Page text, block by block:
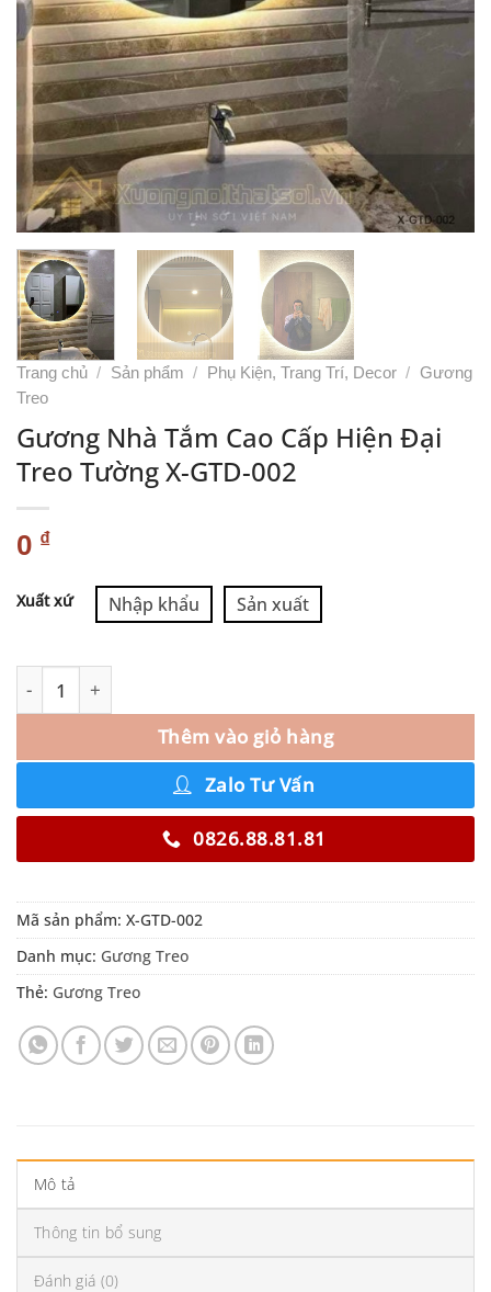
Trang chủ / Sản phẩm / Phụ Kiện, Trang Trí, Decor / Gương
Treo
Gương Nhà Tắm Cao Cấp Hiện Đại
Treo Tường X-GTD-002
0 ₫
Xuất xứ Nhập khẩu Sản xuất
Thêm vào giỏ hàng
Alternative:
Zalo Tư Vấn
0826.88.81.81
Mã sản phẩm: X-GTD-002
Danh mục: Gương Treo
Thẻ: Gương Treo
Mô tả
Thông tin bổ sung
Đánh giá (0)